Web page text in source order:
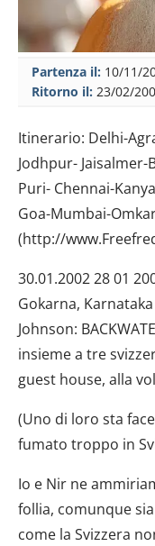
Partenza il: 10/11/
Ritorno il: 23/02/
Itinerario: Delhi-
Jodhpur-
Puri- Chennai-
Goa-Mumbai-
(http://
30.01.2002 28 01
Gokarna,
Johnson:
insieme a tre
guest house, alla
(Uno di loro sta
fumato troppo in
Io e Nir ne
follia, comunque
come la Svizzera